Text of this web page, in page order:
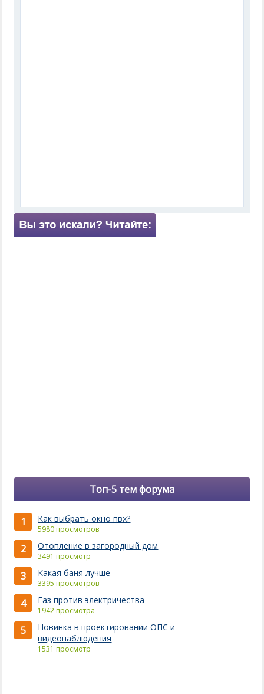
Топ-5 тем форума
1 Как выбрать окно пвх?
5980 просмотров
2 Отопление в загородный дом
3491 просмотр
3 Какая баня лучше
3395 просмотров
4 Газ против электричества
1942 просмотра
5
Новинка в проектировании ОПС и
видеонаблюдения
1531 просмотр